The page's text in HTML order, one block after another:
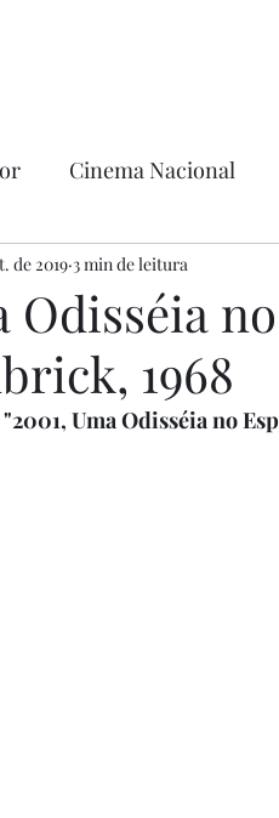
Cinema Nacional
Ficção
Odisséia
1968
de 2019 3 min de leitura
"2001, Uma Odisséia no